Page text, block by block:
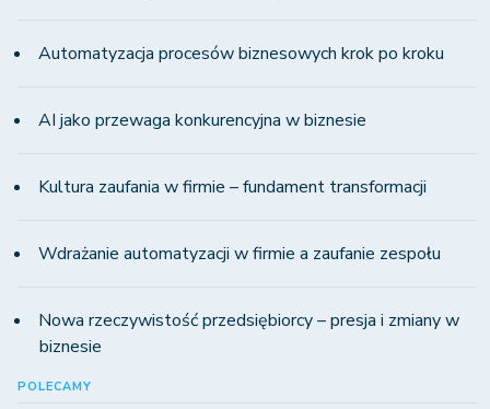
Automatyzacja procesów biznesowych krok po kroku
AI jako przewaga konkurencyjna w biznesie
Kultura zaufania w firmie – fundament transformacji
Wdrażanie automatyzacji w firmie a zaufanie zespołu
Nowa rzeczywistość przedsiębiorcy – presja i zmiany w
biznesie
POLECAMY